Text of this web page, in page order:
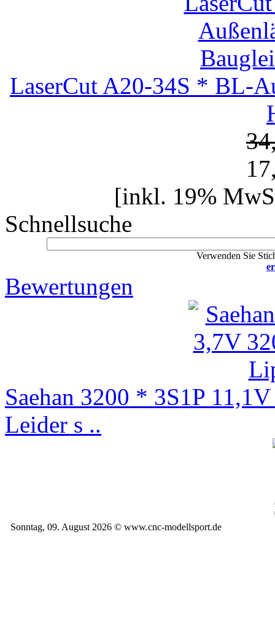
LaserCut A20-34S * BL-
[inkl. 19%
Schnellsuche
Verwenden Sie
Bewertungen
Saehan 3200 * 3S1P
Leider s ..
Sonntag, 09. August 2026 © www.cnc-modellsport.de